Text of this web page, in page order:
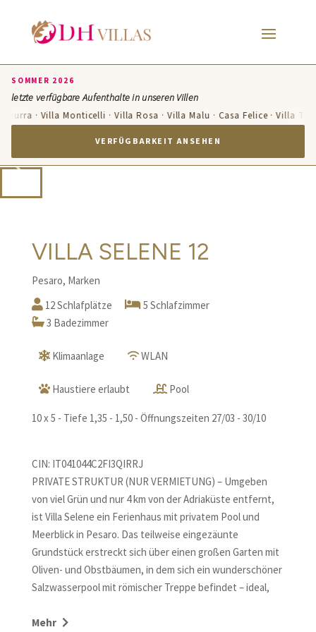
SOMMER 2026
letzte verfügbare Aufenthalte in unseren Villen
· Villa Monticelli · Villa Rosa · Villa Malu · Casa Felice · Villa
VERFÜGBARKEIT ANSEHEN
VILLA SELENE 12
Pesaro, Marken
12 Schlafplätze
5 Schlafzimmer
3 Badezimmer
Klimaanlage WLAN
Haustiere erlaubt Pool
10 x 5 - Tiefe 1,35 - 1,50 - Öffnungszeiten 27/03 - 30/10
CIN: IT041044C2FI3QIRRJ
PRIVATE STRUKTUR (NUR VERMIETUNG) – Umgeben
von viel Grün und nur 4 km von der Adriaküste entfernt,
ist Villa Selene ein Ferienhaus mit privatem Pool und
Meerblick in Pesaro. Das teilweise eingezäunte
Grundstück erstreckt sich über einen großen Garten mit
Oliven- und Obstbäumen, in dem sich ein wunderschöner
Salzwasserpool mit römischer Treppe befindet – ideal,
möblierte Veranda lädt zu Mahlzeiten im Freien ein, mit
Mehr